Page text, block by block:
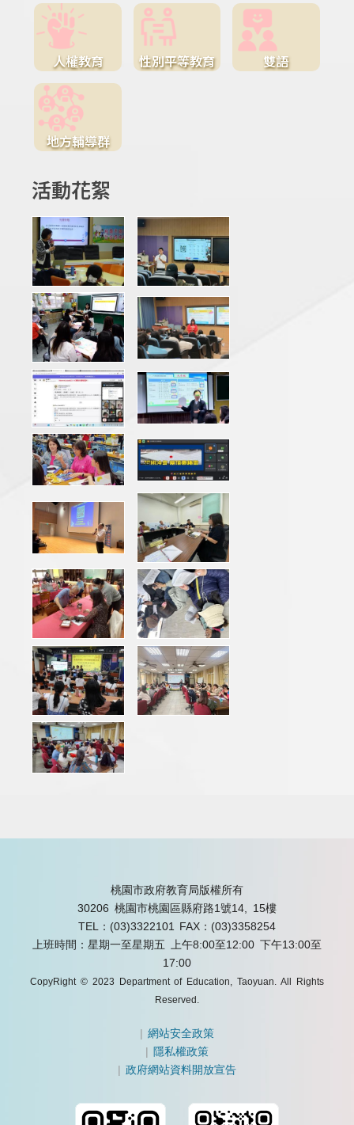
人權教育 性別平等教育 雙語
地方輔導群
活動花絮
桃園市政府教育局版權所有
30206 桃園市桃園區縣府路1號14, 15樓
TEL：(03)3322101
FAX：(03)3358254
上班時間：星期一至星期五 上午8:00至12:00 下午13:00至
17:00
CopyRight © 2023 Department of Education, Taoyuan. All Rights
Reserved.
|網站安全政策
| 隱私權政策
|政府網站資料開放宣告